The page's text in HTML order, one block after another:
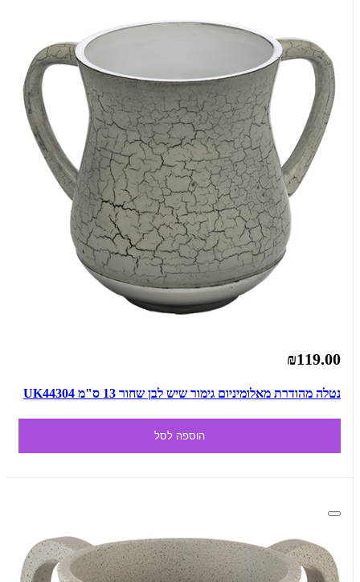
₪119.00
נטלה מהודרת מאלומיניום גימור שיש לבן שחור 13 ס"מ UK44304
הוספה לסל